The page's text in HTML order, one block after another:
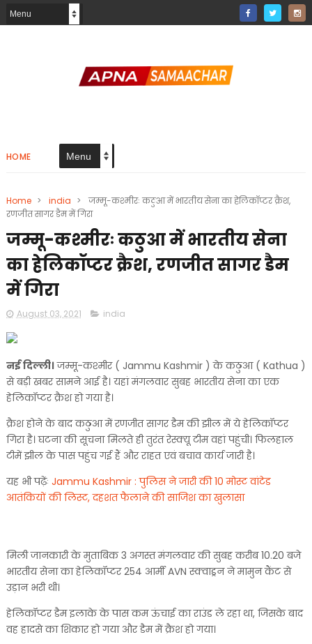
HOME
Home > india >
जम्मू-कश्मीरः कठुआ में भारतीय सेना का हेलिकॉप्टर क्रैश,
रणजीत सागर डैम में गिरा
जम्मू-कश्मीरः कठुआ में भारतीय सेना
का हेलिकॉप्टर क्रैश, रणजीत सागर डैम
में गिरा
August 03, 2021 india
नई दिल्ली।जम्मू-कश्मीर ( Jammu Kashmir ) के कठुआ ( Kathua )
से बड़ी खबर सामने आई है। यहां मंगलवार सुबह भारतीय सेना का एक
हेलिकॉप्टर क्रैश हो गया है।
क्रैश होने के बाद कठुआ में रणजीत सागर डैम की झील में ये हेलिकॉप्टर
गिरा है। घटना की सूचना मिलते ही तुरंत रेस्क्यू टीम वहां पहुंची। फिलहाल
टीमें झील के पास पहुंच गई हैं और राहत एवं बचाव कार्य जारी है।
यह भी पढ़ेंः Jammu Kashmir : पुलिस ने जारी की 10 मोस्ट वांटेड
आतंकियों की लिस्ट, दहशत फैलाने की साजिश का खुलासा
मिली जानकारी के मुताबिक 3 अगस्त मंगलवार की सुबह करीब 10.20 बजे
भारतीय सेना का हेलिकॉप्टर 254 आर्मी AVN स्क्वाड्रन ने मामुन कैंट से
उड़ान भरी थी।
हेलिकॉप्टर डैम इलाके के पास कम ऊंचाई का राउंड ले रहा था, जिसके बाद
वह हादसे का शिकार हो गया और डैम में क्रैश हो गया।